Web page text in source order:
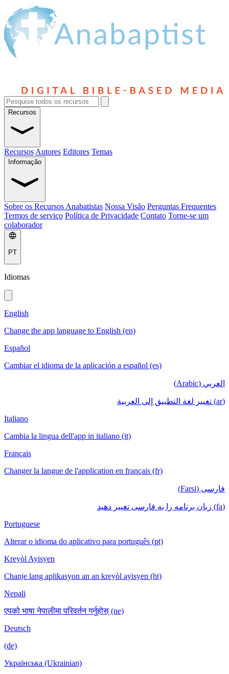
Recursos
Recursos Autores Editores Temas
Informação
Sobre os Recursos Anabatistas Nossa Visão Perguntas Frequentes
Termos de serviço Política de Privacidade Contato Torne-se um
colaborador
PT
Idiomas
English
Change the app language to English (en)
Español
Cambiar el idioma de la aplicación a español (es)
العربي (Arabic)
(ar) تغيير لغة التطبيق إلى العربية
Italiano
Cambia la lingua dell'app in italiano (it)
Français
Changer la langue de l'application en français (fr)
فارسی (Farsi)
(fa) زبان برنامه را به فارسی تغییر دهید
Portuguese
Alterar o idioma do aplicativo para português (pt)
Kreyòl Ayisyen
Chanje lang aplikasyon an an kreyòl ayisyen (ht)
Nepali
एपको भाषा नेपालीमा परिवर्तन गर्नुहोस् (ne)
Deutsch
(de)
Українська (Ukrainian)